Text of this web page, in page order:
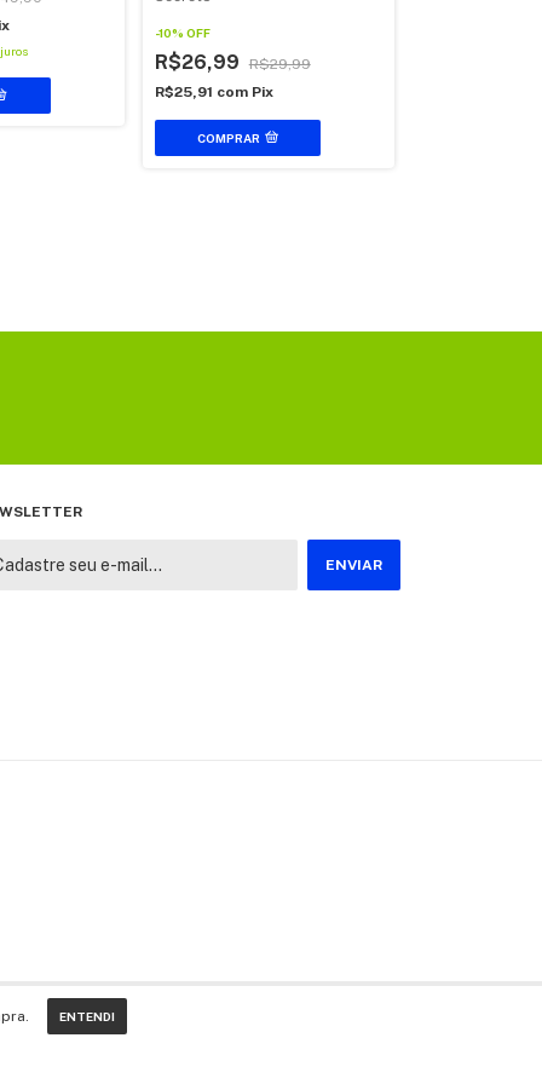
ENTENDI
-10% OFF
R$26,99
R$29,99
R$25,91 com Pix
COMPRAR